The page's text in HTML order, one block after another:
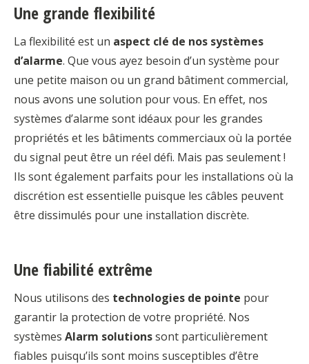
Une grande flexibilité
La flexibilité est un aspect clé de nos systèmes
d’alarme. Que vous ayez besoin d’un système pour
une petite maison ou un grand bâtiment commercial,
nous avons une solution pour vous. En effet, nos
systèmes d’alarme sont idéaux pour les grandes
propriétés et les bâtiments commerciaux où la portée
du signal peut être un réel défi. Mais pas seulement !
Ils sont également parfaits pour les installations où la
discrétion est essentielle puisque les câbles peuvent
être dissimulés pour une installation discrète.
Une fiabilité extrême
Nous utilisons des technologies de pointe pour
garantir la protection de votre propriété. Nos
systèmes Alarm solutionssont particulièrement
fiables puisqu’ils sont moins susceptibles d’être